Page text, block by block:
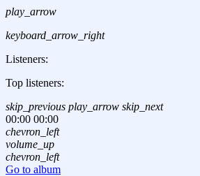
play_arrow
keyboard_arrow_right
Listeners:
Top listeners:
skip_previous play_arrow skip_next
00:00 00:00
chevron_left
volume_up
chevron_left
Go to album